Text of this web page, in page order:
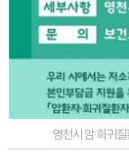
영천시 암·희귀